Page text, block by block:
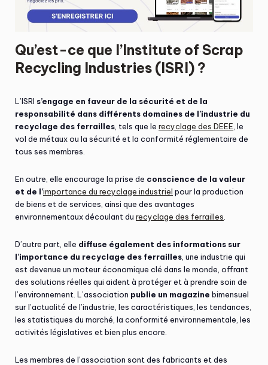
Qu’est-ce que l’Institute of Scrap
Recycling Industries (ISRI) ?
L’ISRI s’engage en faveur de la sécurité et de la
responsabilité dans différents domaines de l’industrie du
recyclage des ferrailles , tels que le recyclage des DEEE , le
vol de métaux ou la sécurité et la conformité réglementaire de
tous ses membres.
En outre, elle encourage la prise de conscience de la valeur
et de l’importance du recyclage industriel pour la production
de biens et de services, ainsi que des avantages
environnementaux découlant du recyclage des ferrailles
D’autre part, elle diffuse également des informations sur
l’importance du recyclage des ferrailles , une industrie qui
est devenue un moteur économique clé dans le monde, offrant
des solutions réelles qui aident à protéger et à prendre soin de
l’environnement. L’association publie un magazine bimensuel
sur l’actualité de l’industrie, les caractéristiques, les tendances,
les statistiques du marché, la conformité environnementale, les
activités législatives et bien plus encore.
Les membres de l’association sont des fabricants et des